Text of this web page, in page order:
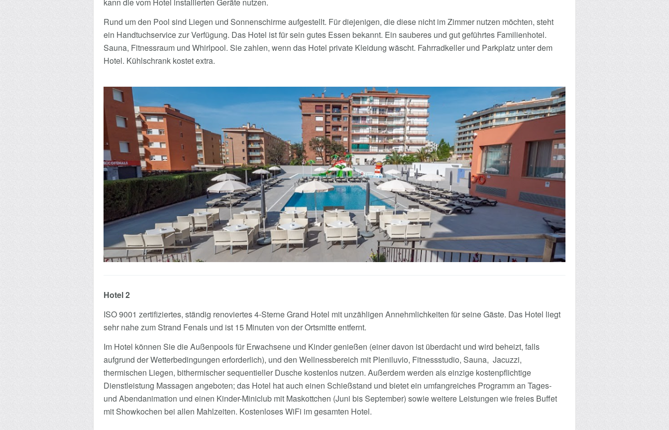
Rund um den Pool sind Liegen und Sonnenschirme aufgestellt. Für diejenigen, die diese nicht im Zimmer nutzen möchten, steht
ein Handtuchservice zur Verfügung. Das Hotel ist für sein gutes Essen bekannt. Ein sauberes und gut geführtes Familienhotel.
Sauna, Fitnessraum und Whirlpool. Sie zahlen, wenn das Hotel private Kleidung wäscht. Fahrradkeller und Parkplatz unter dem
Hotel. Kühlschrank kostet extra.
Hotel 2
ISO 9001 zertifiziertes, ständig renoviertes 4-Sterne Grand Hotel mit unzähligen Annehmlichkeiten für seine Gäste. Das Hotel liegt
sehr nahe zum Strand Fenals und ist 15 Minuten von der Ortsmitte entfernt.
Im Hotel können Sie die Außenpools für Erwachsene und Kinder genießen (einer davon ist überdacht und wird beheizt, falls
aufgrund der Wetterbedingungen erforderlich), und den Wellnessbereich mit Pleniluvio, Fitnessstudio, Sauna, Jacuzzi,
thermischen Liegen, bithermischer sequentieller Dusche kostenlos nutzen. Außerdem werden als einzige kostenpflichtige
Dienstleistung Massagen angeboten; das Hotel hat auch einen Schießstand und bietet ein umfangreiches Programm an Tages-
und Abendanimation und einen Kinder-Miniclub mit Maskottchen (Juni bis September) sowie weitere Leistungen wie freies Buffet
mit Showkochen bei allen Mahlzeiten. Kostenloses WiFi im gesamten Hotel.